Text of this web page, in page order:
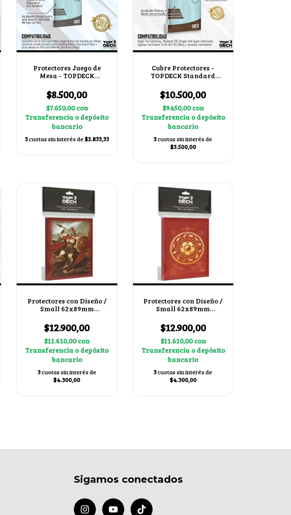
Protectores Juego de
Mesa - TOPDECK
$8.500,00
$7.650,00con
Transferencia o depósito
bancario
3cuotas sin interés de$2.833,33
Cubre Protectores -
TOPDECK Standard
$10.500,00
$9.450,00con
Transferencia o depósito
bancario
3cuotas sin interés de
$3.500,00
Protectores con Diseño /
Small 62x89mm
$12.900,00
$11.610,00con
Transferencia o depósito
bancario
3cuotas sin interés de
$4.300,00
Protectores con Diseño /
Small 62x89mm
$12.900,00
$11.610,00con
Transferencia o depósito
bancario
3cuotas sin interés de
$4.300,00
Sigamos conectados